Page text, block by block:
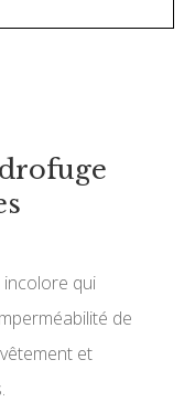
qui
de
et